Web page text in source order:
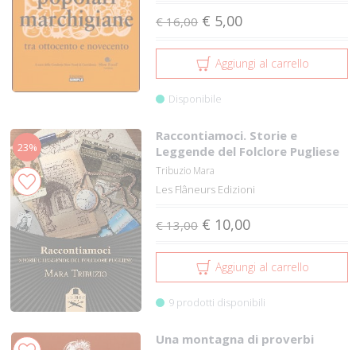
€ 16,00 € 5,00
Aggiungi al carrello
Disponibile
23%
Raccontiamoci. Storie e
Leggende del Folclore Pugliese
Tribuzio Mara
Les Flâneurs Edizioni
€ 13,00 € 10,00
Aggiungi al carrello
9 prodotti disponibili
Una montagna di proverbi